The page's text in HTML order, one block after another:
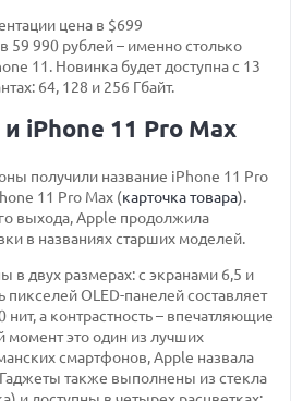
цена в $699
59 990 рублей – именно столько
11. Новинка будет доступна с 13
64, 128 и 256 Гбайт.
iPhone 11 Pro Max
получили название iPhone 11 Pro
11 Pro Max (карточка товара).
выхода, Apple продолжила
в названиях старших моделей.
в двух размерах: с экранами 6,5 и
OLED-панелей составляет
нит, а контрастность – впечатляющие
момент это один из лучших
смартфонов, Apple назвала
также выполнены из стекла